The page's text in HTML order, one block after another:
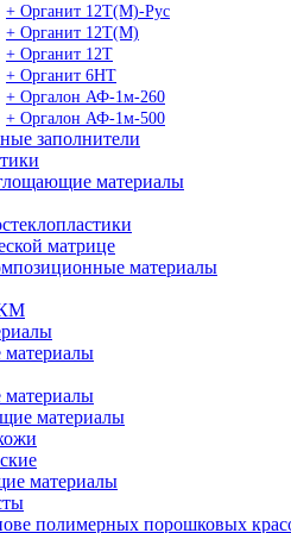
+ Органит 12Т(М)-Рус
+ Органит 12Т(М)
+ Органит 12Т
+ Органит 6НТ
+ Оргалон АФ-1м-260
+ Оргалон АФ-1м-500
заполнители
материалы
матрице
материалы
КМ
материалы
материалы
материалы
материалы
полимерных порошковых